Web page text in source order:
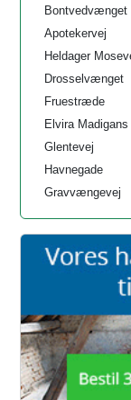
Bontvedvænget
Apotekervej
Heldager
Drosselvænget
Fruestræde
Elvira Madigans
Glentevej
Havnegade
Gravvængevej